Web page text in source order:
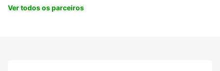
Ver todos os parceiros